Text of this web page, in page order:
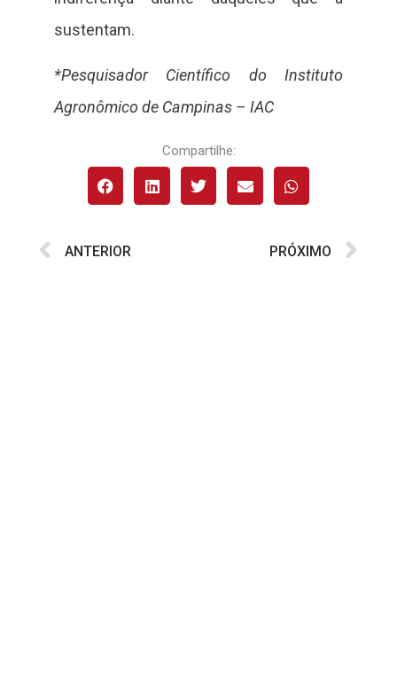
sustentam.
*Pesquisador Científico do Instituto
Agronômico de Campinas – IAC
Compartilhe:
ANTERIOR PRÓXIMO